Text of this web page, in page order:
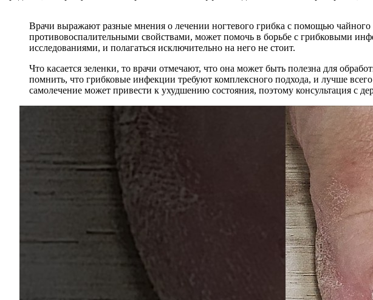
Врачи выражают разные мнения о лечении ногтевого грибка с помощью
противовоспалительными свойствами, может помочь в борьбе с грибковыми
исследованиями, и полагаться исключительно на него не стоит.
Что касается зеленки, то врачи отмечают, что она может быть полезна для
помнить, что грибковые инфекции требуют комплексного подхода, и лучше
самолечение может привести к ухудшению состояния, поэтому консультация с